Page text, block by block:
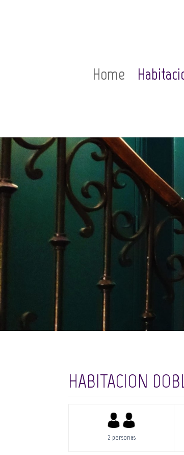
Home
HABITACION
2 personas